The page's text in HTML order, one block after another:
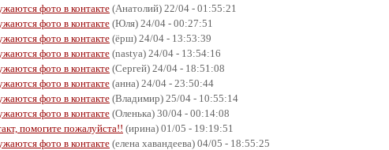
фото в контакте (Анатолий) 22/04 - 01:55:21
фото в контакте (Юля) 24/04 - 00:27:51
фото в контакте (ёрш) 24/04 - 13:53:39
фото в контакте (nastya) 24/04 - 13:54:16
фото в контакте (Сергей) 24/04 - 18:51:08
фото в контакте (анна) 24/04 - 23:50:44
фото в контакте (Владимир) 25/04 - 10:55:14
фото в контакте (Оленька) 30/04 - 00:14:08
помогите пожалуйста!! (ирина) 01/05 - 19:19:51
фото в контакте (елена хавандеева) 04/05 - 18:55:25